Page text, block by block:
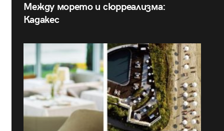
Между морето и сюрреализма:
Кадакес